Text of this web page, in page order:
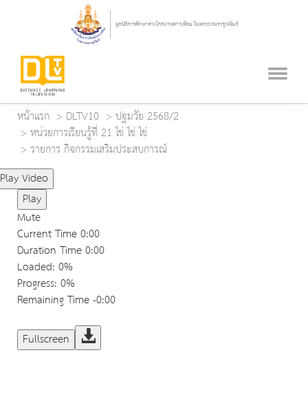
หน้าแรก DLTV10
ปฐมวัย 2568/2
หน่วยการเรียนรู้ที่ 21 ไข่ ไข่ ไข่
รายการ กิจกรรมเสริมประสบการณ์
Play Video
Play
Mute
Current Time0:00
Duration Time0:00
Loaded: 0%
Progress: 0%
Remaining Time-0:00
Fullscreen